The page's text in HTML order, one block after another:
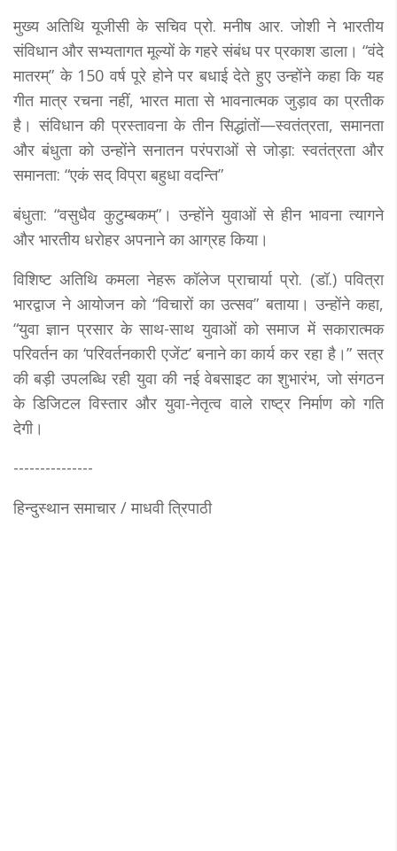
मुख्य अतिथि यूजीसी के सचिव प्रो. मनीष आर. जोशी ने भारतीय
संविधान और सभ्यतागत मूल्यों के गहरे संबंध पर प्रकाश डाला। “वंदे
मातरम्” के 150 वर्ष पूरे होने पर बधाई देते हुए उन्होंने कहा कि यह
गीत मात्र रचना नहीं, भारत माता से भावनात्मक जुड़ाव का प्रतीक
है। संविधान की प्रस्तावना के तीन सिद्धांतों—स्वतंत्रता, समानता
और बंधुता को उन्होंने सनातन परंपराओं से जोड़ा: स्वतंत्रता और
समानता: “एकं सद् विप्रा बहुधा वदन्ति”
बंधुता: “वसुधैव कुटुम्बकम्”। उन्होंने युवाओं से हीन भावना त्यागने
और भारतीय धरोहर अपनाने का आग्रह किया।
विशिष्ट अतिथि कमला नेहरू कॉलेज प्राचार्या प्रो. (डॉ.) पवित्रा
भारद्वाज ने आयोजन को “विचारों का उत्सव” बताया। उन्होंने कहा,
“युवा ज्ञान प्रसार के साथ-साथ युवाओं को समाज में सकारात्मक
परिवर्तन का ‘परिवर्तनकारी एजेंट’ बनाने का कार्य कर रहा है।” सत्र
की बड़ी उपलब्धि रही युवा की नई वेबसाइट का शुभारंभ, जो संगठन
के डिजिटल विस्तार और युवा-नेतृत्व वाले राष्ट्र निर्माण को गति
देगी।
---------------
हिन्दुस्थान समाचार / माधवी त्रिपाठी